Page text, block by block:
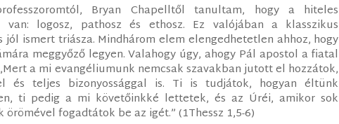
Bryan Chapelltől tanultam, hogy a hiteles
van: logosz, pathosz és ethosz. Ez valójában a klasszikus
ismert triásza. Mindhárom elem elengedhetetlen ahhoz, hogy
meggyőző legyen. Valahogy úgy, ahogy Pál apostol a fiatal
a mi evangéliumunk nemcsak szavakban jutott el hozzátok,
és teljes bizonyossággal is. Ti is tudjátok, hogyan éltünk
ti pedig a mi követőinkké lettetek, és az Úréi, amikor sok
fogadtátok be az igét.” (1Thessz 1,5-6)